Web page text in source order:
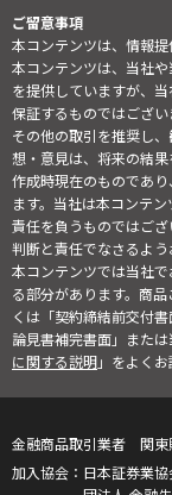
ご留意事項
本コンテンツは、情報提
本コンテンツは、当社
を提供していますが、
保証するものではござい
その他の取引を推奨し
想・意見は、将来の結
作成時現在のものであ
ます。当社は本コンテ
責任を負うものではご
判断と責任でなさるよう
本コンテンツでは当社
る部分があります。商
くは「契約締結前交付
論見書補完書面」また
に関する説明」をよくお
金融商品取引業者 関東
日本証券業